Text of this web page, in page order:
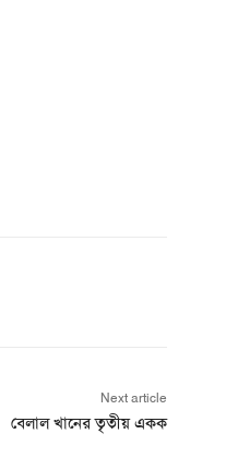
Next article
বেলাল খানের তৃতীয় একক